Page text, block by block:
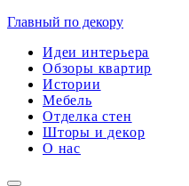
Главный по декору
Идеи интерьера
Обзоры квартир
Истории
Мебель
Отделка стен
Шторы и декор
О нас